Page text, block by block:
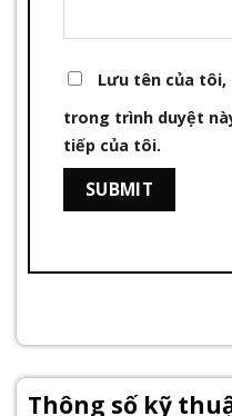
Lưu tên của tôi,
trong trình duyệt
tiếp của tôi.
Thông số kỹ